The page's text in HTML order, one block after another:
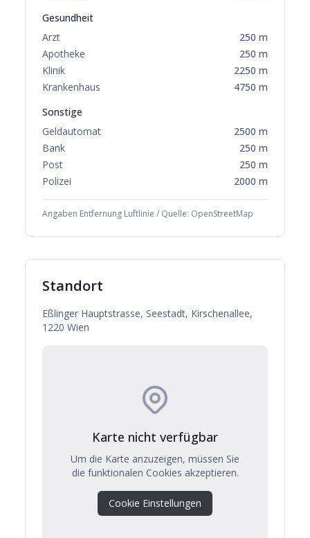
Gesundheit
Arzt
250 m
Apotheke
250 m
Klinik
2250 m
Krankenhaus
4750 m
Sonstige
Geldautomat
2500 m
Bank
250 m
Post
250 m
Polizei
2000 m
Angaben Entfernung Luftlinie / Quelle: OpenStreetMap
Standort
Eßlinger Hauptstrasse, Seestadt, Kirschenallee,
1220 Wien
Karte nicht verfügbar
Um die Karte anzuzeigen, müssen Sie
die funktionalen Cookies akzeptieren.
Cookie Einstellungen